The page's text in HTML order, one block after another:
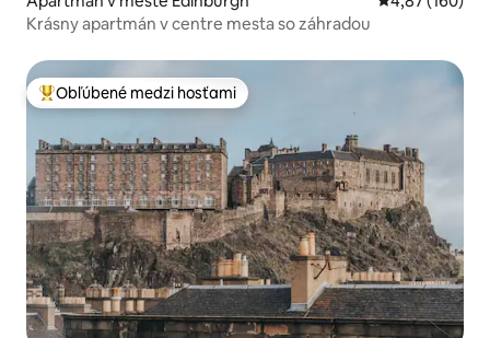
Krásny apartmán v centre mesta so záhradou
Najobľúbenejšie medzi hosťami
Obľúbené medzi hosťami